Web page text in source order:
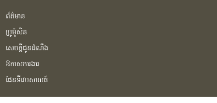
ព័ត៌មាន
ប្រូម៉ូសិន
សេចក្ដីជូនដំណឹង
ឱកាសការងារ
ផែនទីវេបសាយត៍